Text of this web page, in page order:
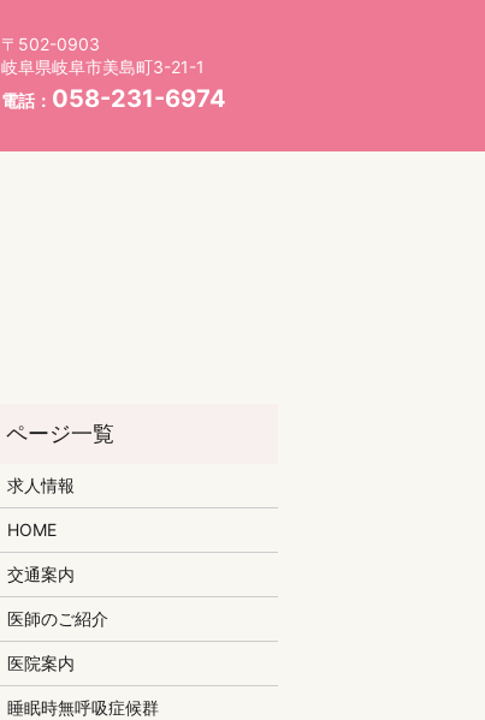
〒502-0903
岐阜県岐阜市美島町3-21-1
電話： 058-231-6974
求人情報
HOME
交通案内
医師のご紹介
医院案内
睡眠時無呼吸症候群